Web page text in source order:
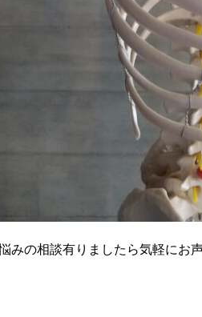
みの相談有りましたら気軽にお